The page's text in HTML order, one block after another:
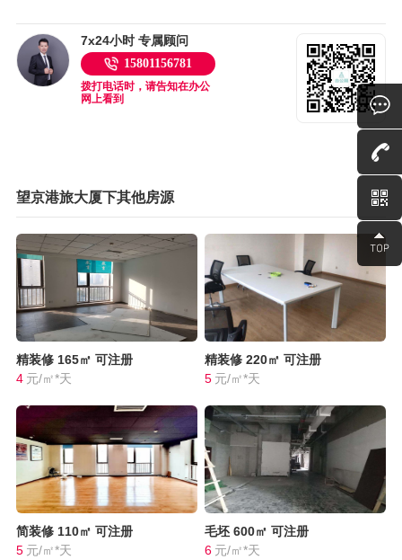
7x24小时 专属顾问
15801156781
拨打电话时，请告知在办公
网上看到
望京港旅大厦下其他房源
精装修 165㎡ 可注册
4 元/㎡*天
精装修 220㎡ 可注册
5 元/㎡*天
简装修 110㎡ 可注册
5 元/㎡*天
毛坯 600㎡ 可注册
6 元/㎡*天